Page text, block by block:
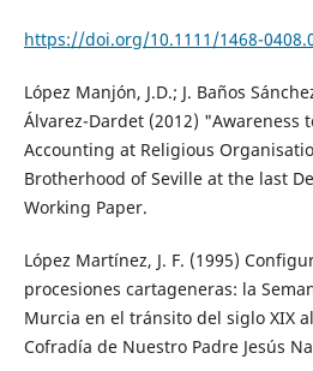
https://doi.org/10.1111/1468-
López Manjón, J.D.; J. Baños
Álvarez-Dardet (2012) "Awareness
Accounting at Religious
Brotherhood of Seville at the last
Working Paper.
López Martínez, J. F. (1995)
procesiones cartageneras: la
Murcia en el tránsito del siglo XIX
Cofradía de Nuestro Padre Jesús